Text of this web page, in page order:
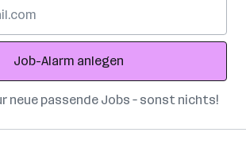
Job-Alarm anlegen
neue passende Jobs – sonst nichts!